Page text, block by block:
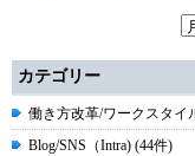
カテゴリー
働き方改革/ワークスタイ
Blog/SNS（Intra) (44件)